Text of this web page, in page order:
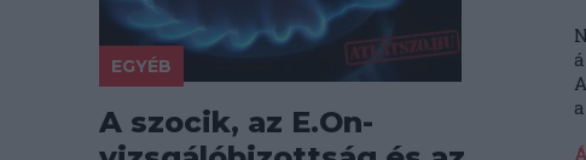
EGYÉB
A szocik, az E.On-